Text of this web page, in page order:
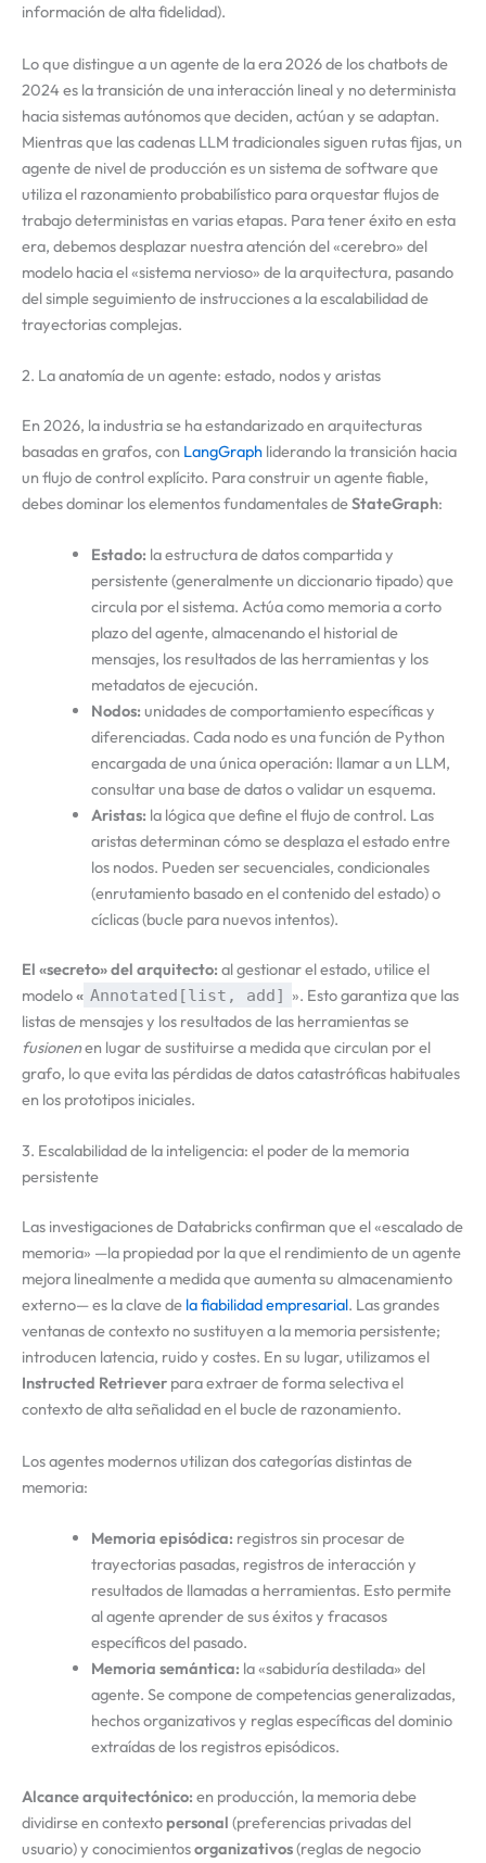
información de alta fidelidad).
Lo que distingue a un agente de la era 2026 de los chatbots de
2024 es la transición de una interacción lineal y no determinista
hacia sistemas autónomos que deciden, actúan y se adaptan.
Mientras que las cadenas LLM tradicionales siguen rutas fijas, un
agente de nivel de producción es un sistema de software que
utiliza el razonamiento probabilístico para orquestar flujos de
trabajo deterministas en varias etapas. Para tener éxito en esta
era, debemos desplazar nuestra atención del «cerebro» del
modelo hacia el «sistema nervioso» de la arquitectura, pasando
del simple seguimiento de instrucciones a la escalabilidad de
trayectorias complejas.
2. La anatomía de un agente: estado, nodos y aristas
En 2026, la industria se ha estandarizado en arquitecturas
basadas en grafos, con LangGraph liderando la transición hacia
un flujo de control explícito. Para construir un agente fiable,
debes dominar los elementos fundamentales deStateGraph:
Estado:la estructura de datos compartida y
persistente (generalmente un diccionario tipado) que
circula por el sistema. Actúa como memoria a corto
plazo del agente, almacenando el historial de
mensajes, los resultados de las herramientas y los
metadatos de ejecución.
Nodos:unidades de comportamiento específicas y
diferenciadas. Cada nodo es una función de Python
encargada de una única operación: llamar a un LLM,
consultar una base de datos o validar un esquema.
Aristas:la lógica que define el flujo de control. Las
aristas determinan cómo se desplaza el estado entre
los nodos. Pueden ser secuenciales, condicionales
(enrutamiento basado en el contenido del estado) o
cíclicas (bucle para nuevos intentos).
El «secreto» del arquitecto:al gestionar el estado, utilice el
modelo« Annotated[list, add] ». Esto garantiza que las
listas de mensajes y los resultados de las herramientas se
fusionenen lugar de sustituirse a medida que circulan por el
grafo, lo que evita las pérdidas de datos catastróficas habituales
en los prototipos iniciales.
3. Escalabilidad de la inteligencia: el poder de la memoria
persistente
Las investigaciones de Databricks confirman que el «escalado de
memoria» —la propiedad por la que el rendimiento de un agente
mejora linealmente a medida que aumenta su almacenamiento
externo— es la clave de la fiabilidad empresarial. Las grandes
ventanas de contexto no sustituyen a la memoria persistente;
introducen latencia, ruido y costes. En su lugar, utilizamos el
Instructed Retriever para extraer de forma selectiva el
contexto de alta señalidad en el bucle de razonamiento.
Los agentes modernos utilizan dos categorías distintas de
memoria:
Memoria episódica:registros sin procesar de
trayectorias pasadas, registros de interacción y
resultados de llamadas a herramientas. Esto permite
al agente aprender de sus éxitos y fracasos
específicos del pasado.
Memoria semántica:la «sabiduría destilada» del
agente. Se compone de competencias generalizadas,
hechos organizativos y reglas específicas del dominio
extraídas de los registros episódicos.
Alcance arquitectónico:en producción, la memoria debe
dividirse en contexto personal (preferencias privadas del
usuario) y conocimientosorganizativos(reglas de negocio